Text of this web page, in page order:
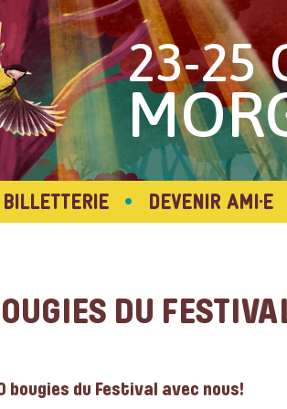
23-25
BILLETTERIE • DEVENIR AMI·E
DU
bougies du Festival avec nous!